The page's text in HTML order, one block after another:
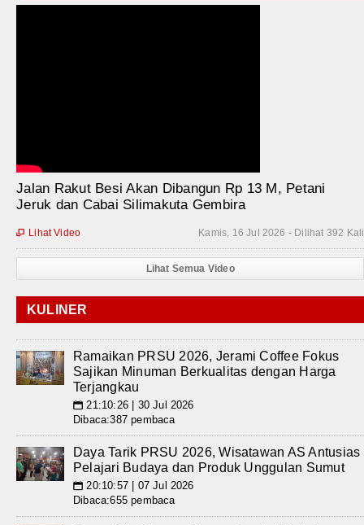
Jalan Rakut Besi Akan Dibangun Rp 13 M, Petani
Jeruk dan Cabai Silimakuta Gembira
Kamis, 16 Jul 2026 - Dilihat 392 Kali
 Lihat Video
Lihat Semua Video
KULINER
Ramaikan PRSU 2026, Jerami Coffee Fokus
Sajikan Minuman Berkualitas dengan Harga
Terjangkau
📅 21:10:26 | 30 Jul 2026
Dibaca:387 pembaca
Daya Tarik PRSU 2026, Wisatawan AS Antusias
Pelajari Budaya dan Produk Unggulan Sumut
📅 20:10:57 | 07 Jul 2026
Dibaca:655 pembaca